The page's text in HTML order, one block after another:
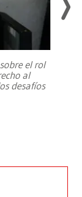
el rol
al
desafíos